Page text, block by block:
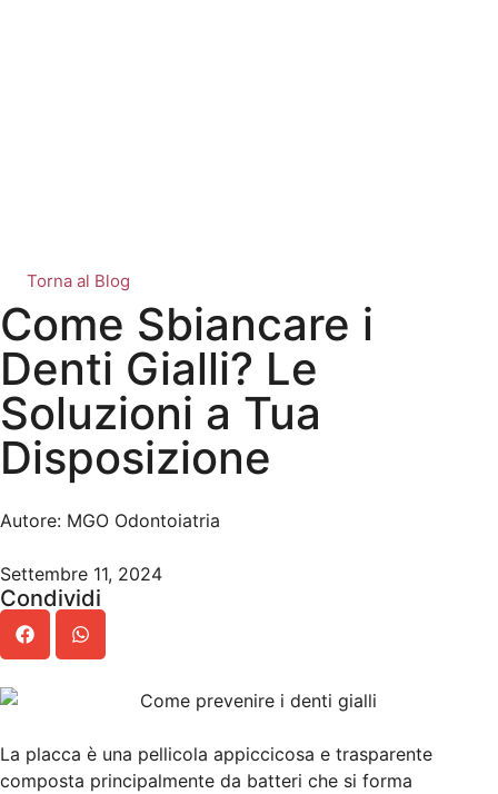
Torna al Blog
Come Sbiancare i
Denti Gialli? Le
Soluzioni a Tua
Disposizione
Autore: MGO Odontoiatria
Settembre 11, 2024
Condividi
La placca è una pellicola appiccicosa e trasparente
composta principalmente da batteri che si forma